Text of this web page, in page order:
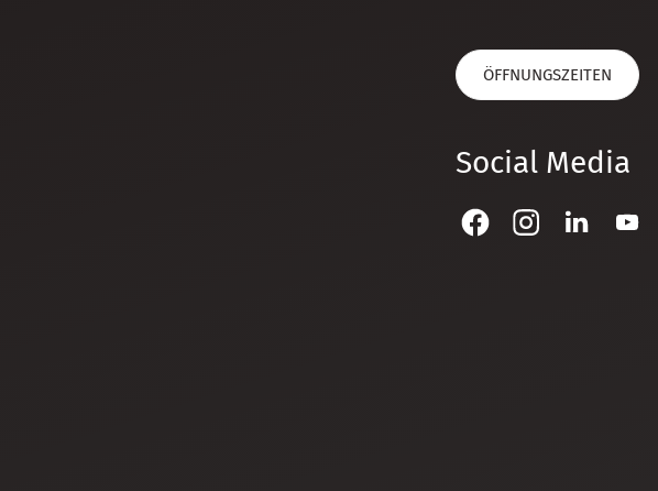
ÖFFNUNGSZEITEN
Social Media